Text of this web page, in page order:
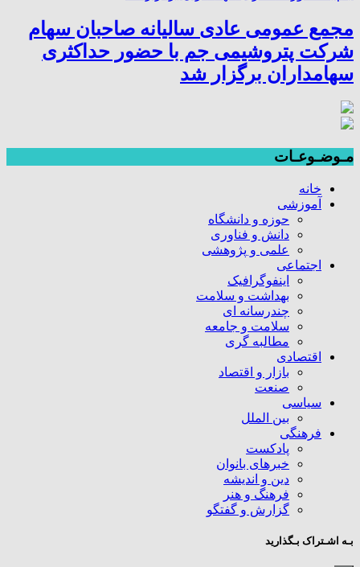
مجمع عمومی عادی سالیانه صاحبان سهام
شرکت پتروشیمی جم با حضور حداکثری
سهامداران برگزار شد
مـوضـوعـات
خانه
آموزشی
حوزه و دانشگاه
دانش و فناوری
علمی و پژوهشی
اجتماعی
اینفوگرافیک
بهداشت و سلامت
چندرسانه ای
سلامت و جامعه
مطالبه گری
اقتصادی
بازار و اقتصاد
صنعت
سیاسی
بین الملل
فرهنگی
پادکست
خبرهای بانوان
دین و اندیشه
فرهنگ و هنر
گزارش و گفتگو
بـه اشـتراک بـگذارید